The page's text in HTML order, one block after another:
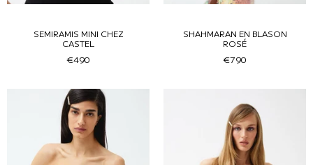
SEMIRAMIS MINI CHEZ
CASTEL
€490
SHAHMARAN EN BLASON
ROSÉ
€790